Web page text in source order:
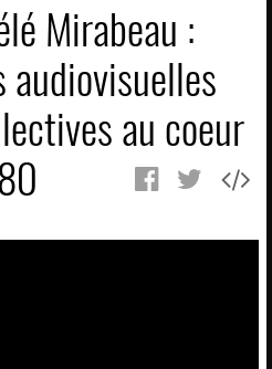
Mirabeau :
audiovisuelles
au coeur